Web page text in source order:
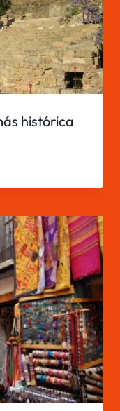
histórica